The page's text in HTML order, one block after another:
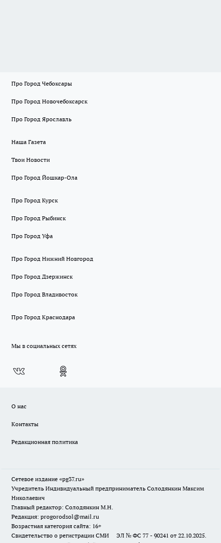
Про Город Чебоксары
Про Город Новочебоксарск
Про Город Ярославль
Наша Газета
Твои Новости
Про Город Йошкар-Ола
Про Город Курск
Про Город Рыбинск
Про Город Уфа
Про Город Нижний Новгород
Про Город Дзержинск
Про Город Владивосток
Про Город Краснодара
Мы в социальных сетях
О нас
Контакты
Редакционная политика
Сетевое издание «pg37.ru»
Учредитель Индивидуальный предприниматель Солодянкин Максим
Николаевич
Главный редактор: Солодянкин М.Н.
Редакция: progorodsol@mail.ru
Возрастная категория сайта: 16+
Свидетельство о регистрации СМИ ЭЛ № ФС 77 - 90241 от 22.10.2025.